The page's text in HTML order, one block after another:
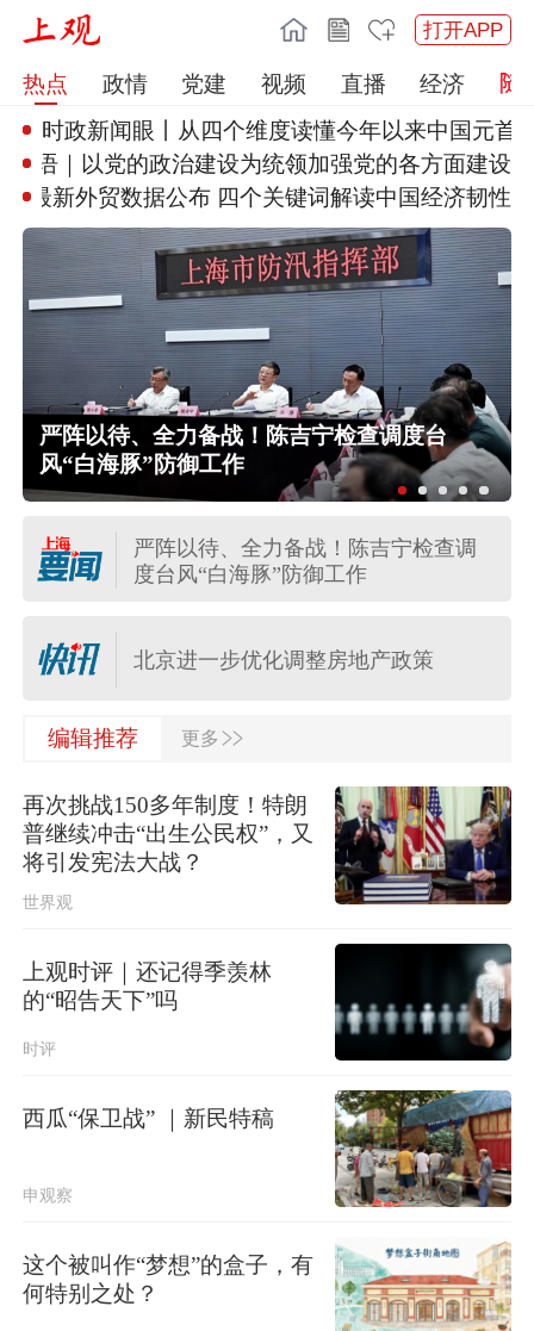
打开APP
热点 政情 党建 视频 直播
经济
时政新闻眼丨从四个维度读懂今年以来中国元首
学习·知行丨“敦煌，我心向往之”
南水北调中线工程调水突破800亿立方米
严阵以待、全力备战！陈吉宁检查调度台
风“白海豚”防御工作
严阵以待、全力备战！陈吉宁检查调
度台风“白海豚”防御工作
台湾发布台风“白海豚”海上警报
北京进一步优化调整房地产政策
四川宜宾市高县4.9级地震致1人死亡
日本民调显示近八成民众要求坚持“无
核三原则”，外交部：民心不可违
中国游客在泰国遭遇摩托车坠崖事
河南重新组织“三支一扶”笔试，此前考
试存在规模性组织作弊犯罪行为
台湾发布台风“白海豚”海上警报
北京进一步优化调整房地产政策
编辑推荐 更多 >>
再次挑战150多年制度！特朗
普继续冲击“出生公民权”，又
将引发宪法大战？
世界观
上观时评｜还记得季羡林
的“昭告天下”吗
时评
西瓜“保卫战” ｜新民特稿
申观察
这个被叫作“梦想”的盒子，有
何特别之处？